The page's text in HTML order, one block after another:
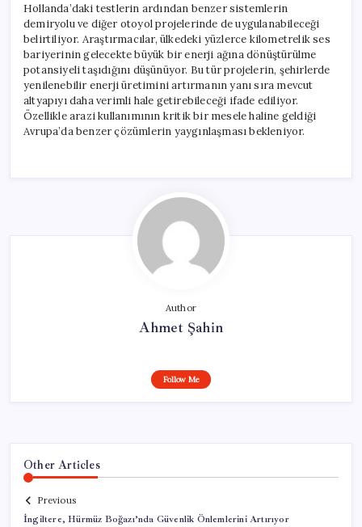
Hollanda’daki testlerin ardından benzer sistemlerin
demiryolu ve diğer otoyol projelerinde de uygulanabileceği
belirtiliyor. Araştırmacılar, ülkedeki yüzlerce kilometrelik ses
bariyerinin gelecekte büyük bir enerji ağına dönüştürülme
potansiyeli taşıdığını düşünüyor. Bu tür projelerin, şehirlerde
yenilenebilir enerji üretimini artırmanın yanı sıra mevcut
altyapıyı daha verimli hale getirebileceği ifade ediliyor.
Özellikle arazi kullanımının kritik bir mesele haline geldiği
Avrupa’da benzer çözümlerin yaygınlaşması bekleniyor.
Author
Ahmet Şahin
Follow Me
Other Articles
Previous
İngiltere, Hürmüz Boğazı’nda Güvenlik Önlemlerini Artırıyor